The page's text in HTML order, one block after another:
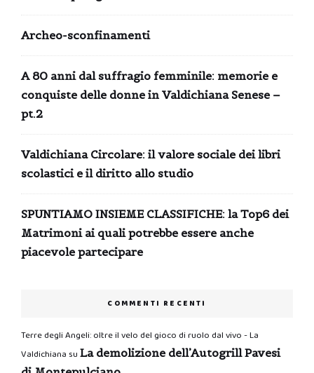
Archeo-sconfinamenti
A 80 anni dal suffragio femminile: memorie e
conquiste delle donne in Valdichiana Senese –
pt.2
Valdichiana Circolare: il valore sociale dei libri
scolastici e il diritto allo studio
SPUNTIAMO INSIEME CLASSIFICHE: la Top6 dei
Matrimoni ai quali potrebbe essere anche
piacevole partecipare
COMMENTI RECENTI
Terre degli Angeli: oltre il velo del gioco di ruolo dal vivo - La
Valdichiana su La demolizione dell’Autogrill Pavesi